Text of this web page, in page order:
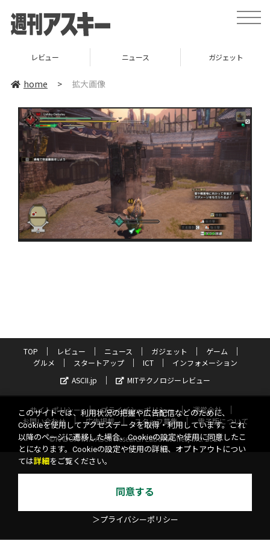
toggle
レビュー ニュース ガジェット
home > 拡大画像
TOP レビュー ニュース ガジェット
ゲーム
グルメ
スタートアップ ICT
インフォメーション
ASCII.jp
MITテクノロジーレビュー
サイトポリシー プライバシーポリシー
運営会社
お問い合わせ
広告掲載 スタッフ募集
電子版について
©KADOKAWA ASCII Research Laboratories, Inc. 2026
このサイトでは、利用状況の把握や広告配信などのために、
Cookieを使用してアクセスデータを取得・利用しています。これ
以降のページに遷移した場合、Cookieの設定や使用に同意したこ
とになります。Cookieの設定や使用の詳細、オプトアウトについ
ては詳細 をご覧ください。
同意する
＞プライバシーポリシー